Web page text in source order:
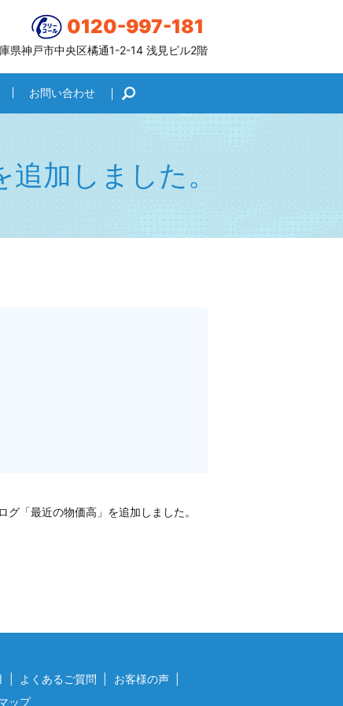
0120-997-181
県神戸市中央区橘通1-2-14 浅見ビル2階
お問い合わせ search
追加しました。
グ「最近の物価高」を追加しました。
よくあるご質問
お客様の声
ップ